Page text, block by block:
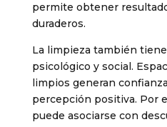
permite obtener
duraderos.
La limpieza también
psicológico y social.
limpios generan
percepción positiva. Por
puede asociarse con